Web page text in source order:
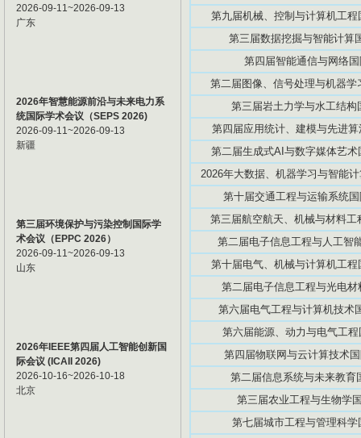
2026-09-11~2026-09-13
广东
2026年智慧能源前沿与未来电力系
统国际学术会议（SEPS 2026)
2026-09-11~2026-09-13
新疆
第三届环境保护与污染控制国际学
术会议（EPPC 2026）
2026-09-11~2026-09-13
山东
2026年IEEE第四届人工智能创新国
际会议 (ICAII 2026)
2026-10-16~2026-10-18
北京
第九届机械、控制与计算机工
第三届数据挖掘与智能计算
第四届智能通信与网络
第二届图像、信号处理与机器
第三届岩土力学与水工结
第四届应用统计、建模与先进
第二届生成式AI与数字媒体艺
2026年大数据、机器学习与智能
第十届交通工程与运输系统
第三届航空航天、机械与材料
第二届电子信息工程与人工智
第十届电气、机械与计算机工
第二届电子信息工程与光电
第六届电气工程与计算机技术
第六届能源、动力与电气工
第四届物联网与云计算技术
第二届信息系统与未来教育
第三届农业工程与生物学
第七届城市工程与管理科